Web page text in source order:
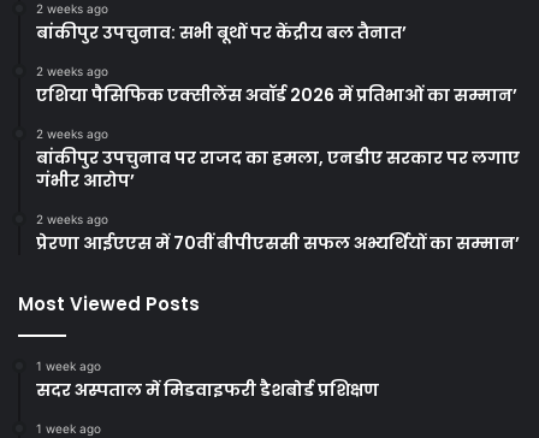
2 weeks ago
बांकीपुर उपचुनाव: सभी बूथों पर केंद्रीय बल तैनात’
2 weeks ago
एशिया पैसिफिक एक्सीलेंस अवॉर्ड 2026 में प्रतिभाओं का सम्मान’
2 weeks ago
बांकीपुर उपचुनाव पर राजद का हमला, एनडीए सरकार पर लगाए
गंभीर आरोप’
2 weeks ago
प्रेरणा आईएएस में 70वीं बीपीएससी सफल अभ्यर्थियों का सम्मान’
Most Viewed Posts
1 week ago
सदर अस्पताल में मिडवाइफरी डैशबोर्ड प्रशिक्षण
1 week ago